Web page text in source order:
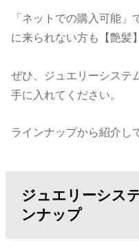
「ネットでの購入可能
に来られない方も【艶髪
ぜひ、ジュエリーシステ
手に入れてください。
ラインナップから紹介し
ジュエリーシス
ンナップ